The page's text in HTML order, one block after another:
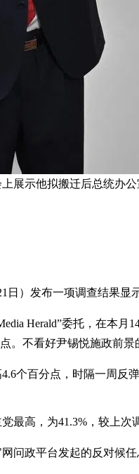
展示他拟搬迁后总统办公
日）发布一项调查结果
Herald”委托，在本
。不看好尹锡悦施政前
个百分点，时隔一周反
最高，为41.3%，较上次
问政平台发起的反对候